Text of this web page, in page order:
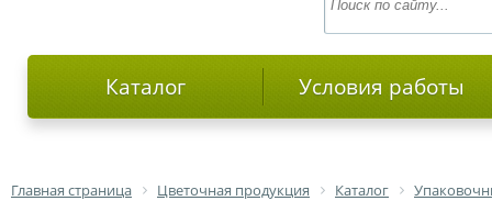
Каталог Условия работы
Главная страница Цветочная продукция Каталог